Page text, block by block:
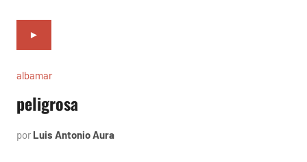
►
albamar
peligrosa
por Luis Antonio Aura